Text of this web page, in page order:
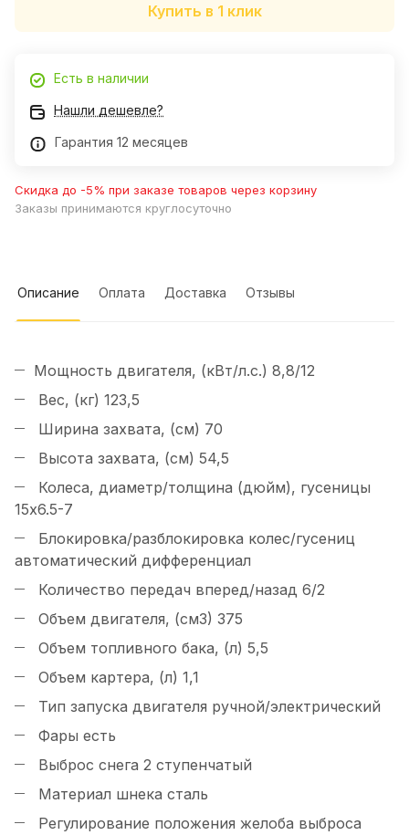
Купить в 1 клик
Есть в наличии
Нашли дешевле?
Гарантия 12 месяцев
Скидка до -5% при заказе товаров через корзину
Заказы принимаются круглосуточно
Описание Оплата Доставка Отзывы
Мощность двигателя, (кВт/л.с.) 8,8/12
Вес, (кг) 123,5
Ширина захвата, (см) 70
Высота захвата, (см) 54,5
Колеса, диаметр/толщина (дюйм), гусеницы
15х6.5-7
Блокировка/разблокировка колес/гусениц
автоматический дифференциал
Количество передач вперед/назад 6/2
Объем двигателя, (см3) 375
Объем топливного бака, (л) 5,5
Объем картера, (л) 1,1
Тип запуска двигателя ручной/электрический
Фары есть
Выброс снега 2 ступенчатый
Материал шнека сталь
Регулирование положения желоба выброса